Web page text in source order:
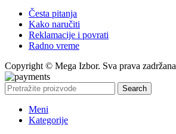
Česta pitanja
Kako naručiti
Reklamacije i povrati
Radno vreme
Copyright © Mega Izbor. Sva prava zadržana
Search
Meni
Kategorije